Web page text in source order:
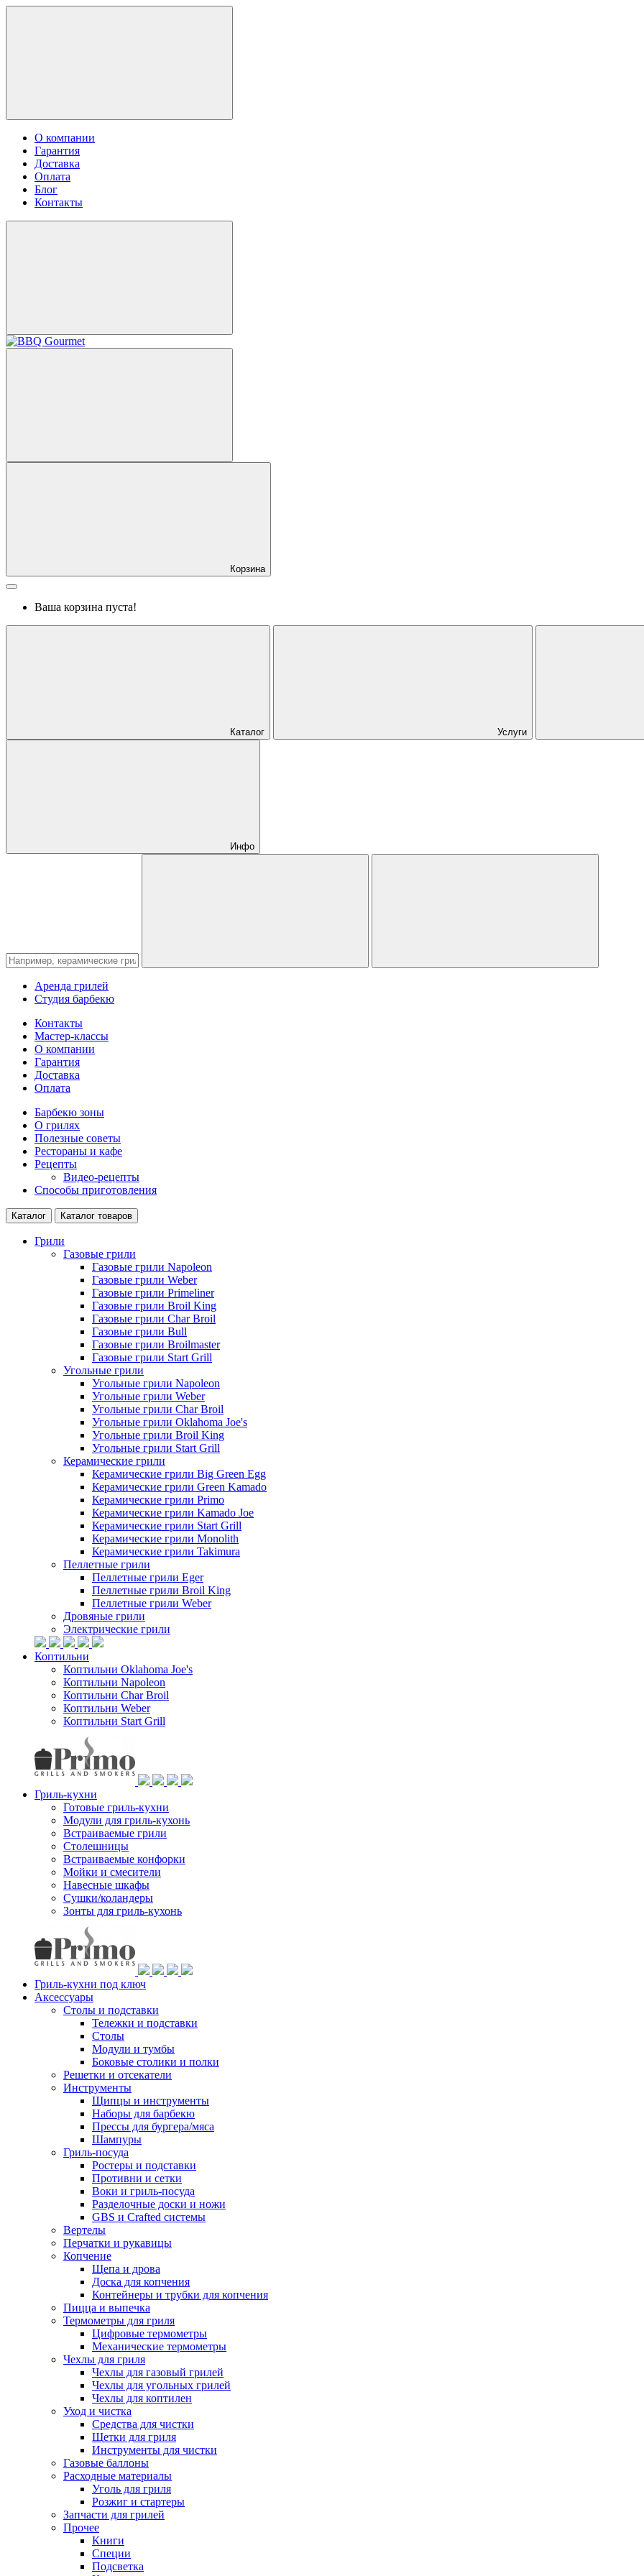
О компании
Гарантия
Доставка
Оплата
Блог
Контакты
Корзина
Ваша корзина пуста!
Каталог Услуги
Инфо
Аренда грилей
Студия барбекю
Контакты
Мастер-классы
О компании
Гарантия
Доставка
Оплата
Барбекю зоны
О грилях
Полезные советы
Рестораны и кафе
Рецепты
Видео-рецепты
Способы приготовления
Каталог Каталог товаров
Грили
Газовые грили
Газовые грили Napoleon
Газовые грили Weber
Газовые грили Primeliner
Газовые грили Broil King
Газовые грили Char Broil
Газовые грили Bull
Газовые грили Broilmaster
Газовые грили Start Grill
Угольные грили
Угольные грили Napoleon
Угольные грили Weber
Угольные грили Char Broil
Угольные грили Oklahoma Joe's
Угольные грили Broil King
Угольные грили Start Grill
Керамические грили
Керамические грили Big Green Egg
Керамические грили Green Kamado
Керамические грили Primo
Керамические грили Kamado Joe
Керамические грили Start Grill
Керамические грили Monolith
Керамические грили Takimura
Пеллетные грили
Пеллетные грили Eger
Пеллетные грили Broil King
Пеллетные грили Weber
Дровяные грили
Электрические грили
Коптильни
Коптильни Oklahoma Joe's
Коптильни Napoleon
Коптильни Char Broil
Коптильни Weber
Коптильни Start Grill
Гриль-кухни
Готовые гриль-кухни
Модули для гриль-кухонь
Встраиваемые грили
Столешницы
Встраиваемые конфорки
Мойки и смесители
Навесные шкафы
Сушки/коландеры
Зонты для гриль-кухонь
Гриль-кухни под ключ
Аксессуары
Столы и подставки
Тележки и подставки
Столы
Модули и тумбы
Боковые столики и полки
Решетки и отсекатели
Инструменты
Щипцы и инструменты
Наборы для барбекю
Прессы для бургера/мяса
Шампуры
Гриль-посуда
Ростеры и подставки
Противни и сетки
Воки и гриль-посуда
Разделочные доски и ножи
GBS и Crafted системы
Вертелы
Перчатки и рукавицы
Копчение
Щепа и дрова
Доска для копчения
Контейнеры и трубки для копчения
Пицца и выпечка
Термометры для гриля
Цифровые термометры
Механические термометры
Чехлы для гриля
Чехлы для газовый грилей
Чехлы для угольных грилей
Чехлы для коптилен
Уход и чистка
Средства для чистки
Щетки для гриля
Инструменты для чистки
Газовые баллоны
Расходные материалы
Уголь для гриля
Розжиг и стартеры
Запчасти для грилей
Прочее
Книги
Специи
Подсветка